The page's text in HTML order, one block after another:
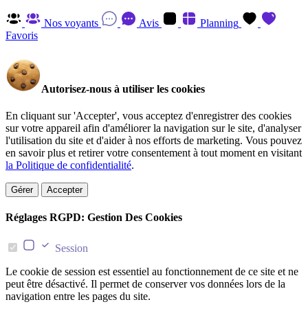
Nos voyants Avis
Planning
Favoris
Autorisez-nous à utiliser les cookies
En cliquant sur 'Accepter', vous acceptez d'enregistrer des cookies
sur votre appareil afin d'améliorer la navigation sur le site, d'analyser
l'utilisation du site et d'aider à nos efforts de marketing. Vous pouvez
en savoir plus et retirer votre consentement à tout moment en visitant
la Politique de confidentialité.
Gérer Accepter
Réglages RGPD: Gestion Des Cookies
Session
Le cookie de session est essentiel au fonctionnement de ce site et ne
peut être désactivé. Il permet de conserver vos données lors de la
navigation entre les pages du site.